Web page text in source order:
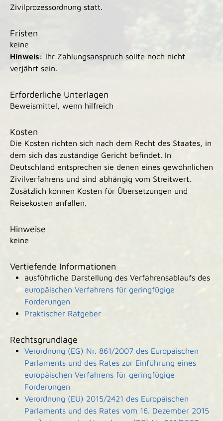
Zivilprozessordnung statt.
Fristen
keine
Hinweis: Ihr Zahlungsanspruch sollte noch nicht
verjährt sein.
Erforderliche Unterlagen
Beweismittel, wenn hilfreich
Kosten
Die Kosten richten sich nach dem Recht des Staates, in
dem sich das zuständige Gericht befindet. In
Deutschland entsprechen sie denen eines gewöhnlichen
Zivilverfahrens und sind abhängig vom Streitwert.
Zusätzlich können Kosten für Übersetzungen und
Reisekosten anfallen.
Hinweise
keine
Vertiefende Informationen
ausführliche Darstellung des Verfahrensablaufs des
europäischen Verfahrens für geringfügige
Forderungen
Praktischer Ratgeber
Rechtsgrundlage
Verordnung (EG) Nr. 861/2007 des Europäischen
Parlaments und des Rates zur Einführung eines
europäischen Verfahrens für geringfügige
Forderungen
Verordnung (EU) 2015/2421 des Europäischen
Parlaments und des Rates vom 16. Dezember 2015